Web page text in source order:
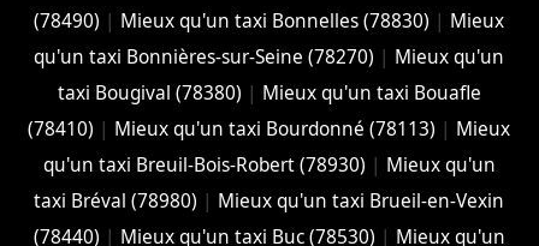
(78490) | Mieux qu'un taxi Bonnelles (78830) | Mieux
qu'un taxi Bonnières-sur-Seine (78270) | Mieux qu'un
taxi Bougival (78380) | Mieux qu'un taxi Bouafle
(78410) | Mieux qu'un taxi Bourdonné (78113) | Mieux
qu'un taxi Breuil-Bois-Robert (78930) | Mieux qu'un
taxi Bréval (78980) | Mieux qu'un taxi Brueil-en-Vexin
(78440) | Mieux qu'un taxi Buc (78530) | Mieux qu'un